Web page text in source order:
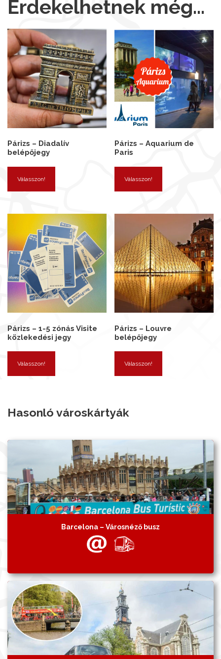
Érdekelhetnek még…
Párizs – Diadalív
belépőjegy
Válasszon!
Párizs – Aquarium de
Paris
Válasszon!
Párizs – 1-5 zónás Visite
közlekedési jegy
Válasszon!
Párizs – Louvre
belépőjegy
Válasszon!
Hasonló városkártyák
Barcelona – Városnéző busz